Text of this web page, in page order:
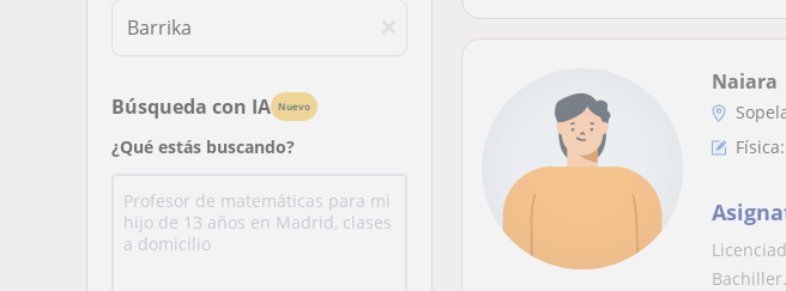
Búsqueda con IA Nuevo
¿Qué estás buscando?
Naiara